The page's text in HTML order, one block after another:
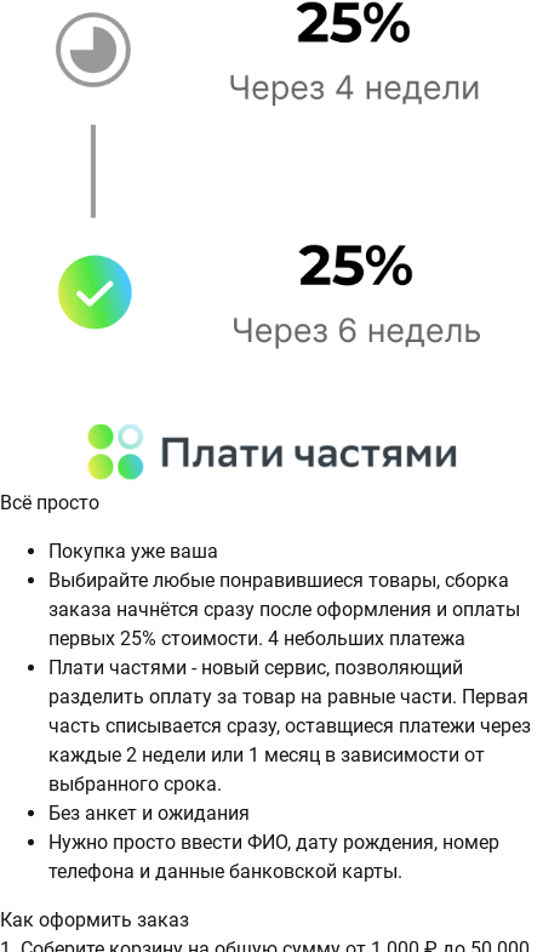
Всё просто
Покупка уже ваша
Выбирайте любые понравившиеся товары, сборка
заказа начнётся сразу после оформления и оплаты
первых 25% стоимости. 4 небольших платежа
Плати частями - новый сервис, позволяющий
разделить оплату за товар на равные части. Первая
часть списывается сразу, оставщиеся платежи через
каждые 2 недели или 1 месяц в зависимости от
выбранного срока.
Без анкет и ожидания
Нужно просто ввести ФИО, дату рождения, номер
телефона и данные банковской карты.
Как оформить заказ